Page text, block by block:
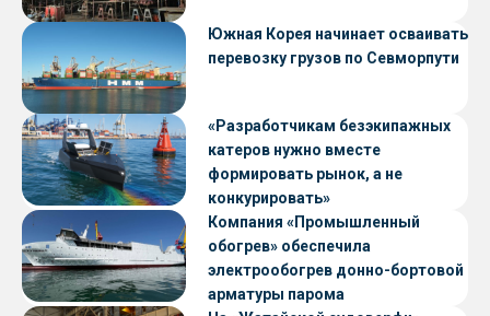
Южная Корея начинает осваивать
перевозку грузов по Севморпути
«Разработчикам безэкипажных
катеров нужно вместе
формировать рынок, а не
конкурировать»
Компания «Промышленный
обогрев» обеспечила
электрообогрев донно-бортовой
арматуры парома